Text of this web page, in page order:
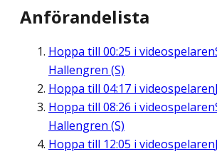
Anförandelista
Hoppa till 00:25 i videospelaren
Hallengren (S)
Hoppa till 04:17 i videospelaren
Hoppa till 08:26 i videospelaren
Hallengren (S)
Hoppa till 12:05 i videospelaren